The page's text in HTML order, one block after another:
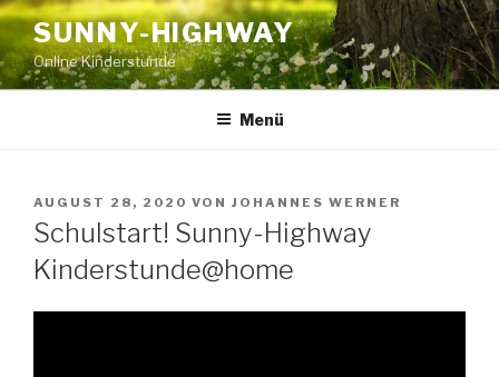
Zum
Inhalt
springen
SUNNY-HIGHWAY
Online Kinderstunde
Menü
VERÖFFENTLICHT
AM
AUGUST 28, 2020 VON JOHANNES WERNER
Schulstart! Sunny-Highway
Kinderstunde@home